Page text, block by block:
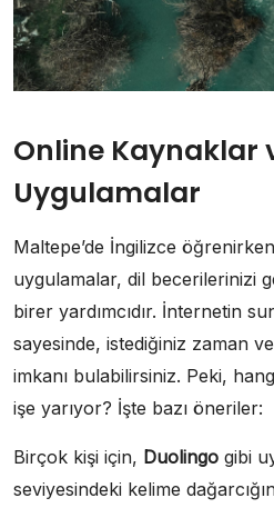
Online Kaynaklar
Uygulamalar
Maltepe’de İngilizce
uygulamalar, dil becerilerinizi
birer yardımcıdır. İnternetin
sayesinde, istediğiniz zaman
imkanı bulabilirsiniz. Peki,
işe yarıyor? İşte bazı öneriler:
Birçok kişi için, Duolingo gibi
seviyesindeki kelime